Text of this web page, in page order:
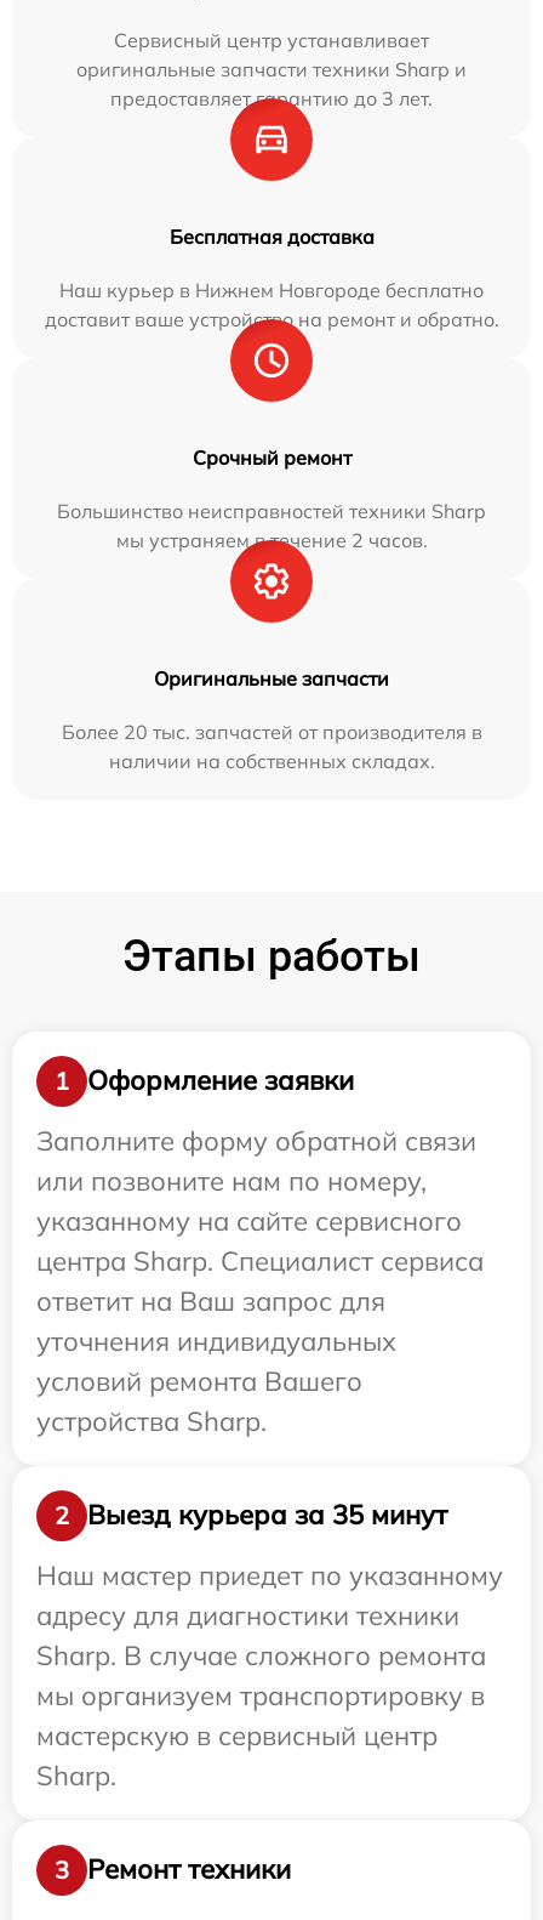
Сервисный центр устанавливает
оригинальные запчасти техники Sharp и
предоставляет гарантию до 3 лет.
Бесплатная доставка
Наш курьер в Нижнем Новгороде бесплатно
доставит ваше устройство на ремонт и обратно.
Срочный ремонт
Большинство неисправностей техники Sharp
мы устраняем в течение 2 часов.
Оригинальные запчасти
Более 20 тыс. запчастей от производителя в
наличии на собственных складах.
Этапы работы
1
Оформление заявки
Заполните форму обратной связи
или позвоните нам по номеру,
указанному на сайте сервисного
центра Sharp. Специалист сервиса
ответит на Ваш запрос для
уточнения индивидуальных
условий ремонта Вашего
устройства Sharp.
2
Выезд курьера за 35 минут
Наш мастер приедет по указанному
адресу для диагностики техники
Sharp. В случае сложного ремонта
мы организуем транспортировку в
мастерскую в сервисный центр
Sharp.
3
Ремонт техники